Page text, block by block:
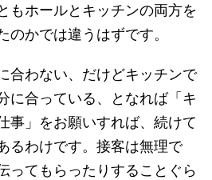
もホールとキッチンの両方を
のかでは違うはずです。
合わない、だけどキッチンで
に合っている、となれば「キ
事」をお願いすれば、続けて
るわけです。接客は無理で
ってもらったりすることぐら